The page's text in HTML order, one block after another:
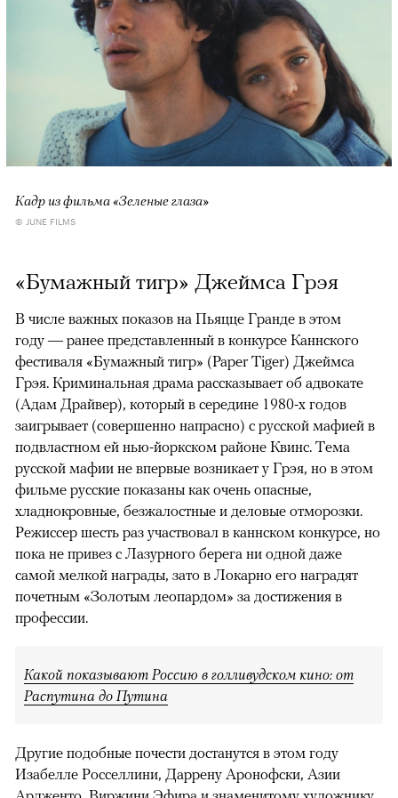
Кадр из фильма «Зеленые глаза»
© JUNE FILMS
«Бумажный тигр» Джеймса Грэя
В числе важных показов на Пьяцце Гранде в этом
году — ранее представленный в конкурсе Каннского
фестиваля «Бумажный тигр» (Paper Tiger) Джеймса
Грэя. Криминальная драма рассказывает об адвокате
(Адам Драйвер), который в середине 1980-х годов
заигрывает (совершенно напрасно) с русской мафией в
подвластном ей нью-йоркском районе Квинс. Тема
русской мафии не впервые возникает у Грэя, но в этом
фильме русские показаны как очень опасные,
хладнокровные, безжалостные и деловые отморозки.
Режиссер шесть раз участвовал в каннском конкурсе, но
пока не привез с Лазурного берега ни одной даже
самой мелкой награды, зато в Локарно его наградят
почетным «Золотым леопардом» за достижения в
профессии.
Какой показывают Россию в голливудском кино: от
Распутина до Путина
Другие подобные почести достанутся в этом году
Изабелле Росселлини, Даррену Аронофски, Азии